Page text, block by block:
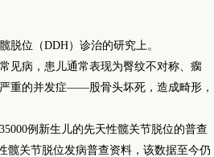
位（DDH）诊治的研究上。
病，患儿通常表现为臀纹不对称、瘸
重的并发症——股骨头坏死，造成畸形，
例新生儿的先天性髋关节脱位的普查
关节脱位发病普查资料，该数据至今仍